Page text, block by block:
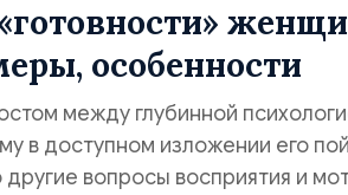
особенности
между глубинной
в доступном изложении его
вопросы восприятия и